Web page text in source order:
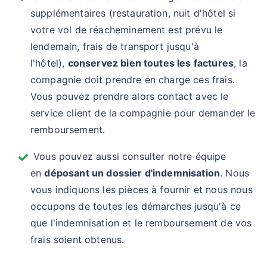
supplémentaires (restauration, nuit d'hôtel si
votre vol de réacheminement est prévu le
lendemain, frais de transport jusqu'à
l'hôtel), conservez bien toutes les factures, la
compagnie doit prendre en charge ces frais.
Vous pouvez prendre alors contact avec le
service client de la compagnie pour demander le
remboursement.
Vous pouvez aussi consulter notre équipe
endéposant un dossier d'indemnisation. Nous
vous indiquons les pièces à fournir et nous nous
occupons de toutes les démarches jusqu'à ce
que l'indemnisation et le remboursement de vos
frais soient obtenus.